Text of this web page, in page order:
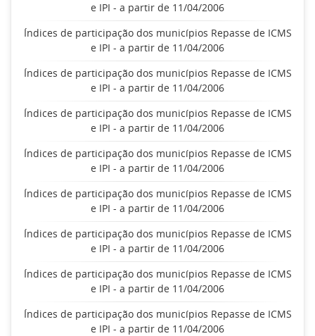
e IPI - a partir de 11/04/2006
Índices de participação dos municípios Repasse de ICMS
e IPI - a partir de 11/04/2006
Índices de participação dos municípios Repasse de ICMS
e IPI - a partir de 11/04/2006
Índices de participação dos municípios Repasse de ICMS
e IPI - a partir de 11/04/2006
Índices de participação dos municípios Repasse de ICMS
e IPI - a partir de 11/04/2006
Índices de participação dos municípios Repasse de ICMS
e IPI - a partir de 11/04/2006
Índices de participação dos municípios Repasse de ICMS
e IPI - a partir de 11/04/2006
Índices de participação dos municípios Repasse de ICMS
e IPI - a partir de 11/04/2006
Índices de participação dos municípios Repasse de ICMS
e IPI - a partir de 11/04/2006